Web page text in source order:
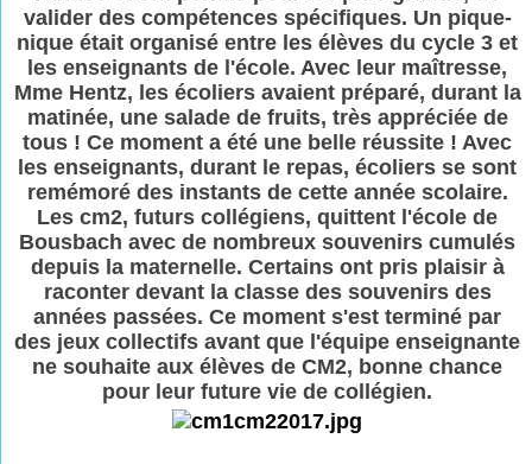
valider des compétences spécifiques. Un pique-
nique était organisé entre les élèves du cycle 3 et
les enseignants de l'école. Avec leur maîtresse,
Mme Hentz, les écoliers avaient préparé, durant la
matinée, une salade de fruits, très appréciée de
tous ! Ce moment a été une belle réussite ! Avec
les enseignants, durant le repas, écoliers se sont
remémoré des instants de cette année scolaire.
Les cm2, futurs collégiens, quittent l'école de
Bousbach avec de nombreux souvenirs cumulés
depuis la maternelle. Certains ont pris plaisir à
raconter devant la classe des souvenirs des
années passées. Ce moment s'est terminé par
des jeux collectifs avant que l'équipe enseignante
ne souhaite aux élèves de CM2, bonne chance
pour leur future vie de collégien.